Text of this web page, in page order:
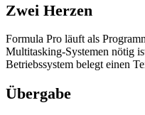
Zwei Herzen
Formula Pro läuft als
Multitasking-Systemen nötig
Betriebssystem belegt einen
Übergabe